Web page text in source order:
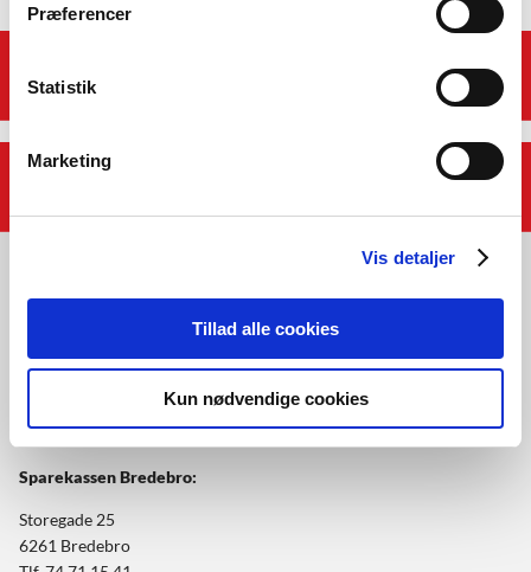
Præferencer
Statistik
Marketing
Vis detaljer
Tillad alle cookies
Kun nødvendige cookies
Afdelinger
Mandag-fredag: 10.00-14.00
Sparekassen Bredebro:
Storegade 25
6261 Bredebro